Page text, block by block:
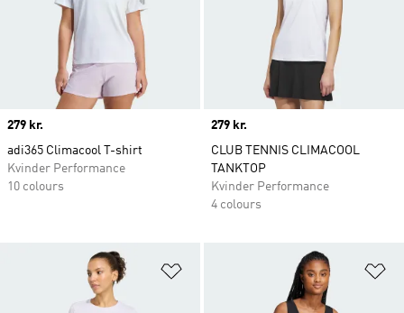
Price
279 kr.
adi365 Climacool T-shirt
Kvinder Performance
10 colours
Price
279 kr.
CLUB TENNIS CLIMACOOL
TANKTOP
Kvinder Performance
4 colours